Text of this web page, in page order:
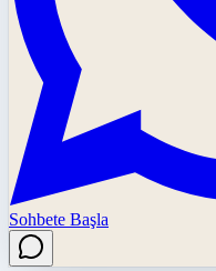
Sohbete Başla